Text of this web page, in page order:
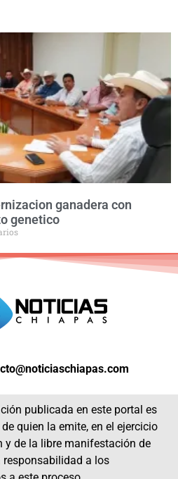
ganadera con
genetico
publicada en este portal es
quien la emite, en el ejercicio
y de la libre manifestación de
responsabilidad a los